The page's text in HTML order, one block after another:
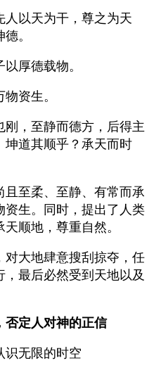
以天为干，尊之为天
。
厚德载物。
资生。
，至静而德方，后得主
坤道其顺乎？承天而时
且至柔、至静、有常而承
资生。同时，提出了人类
顺地，尊重自然。
对大地肆意搜刮掠夺，任
最后必然受到天地以及
否定人对神的正信
识无限的时空